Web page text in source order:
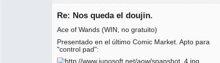
Re: Nos queda el doujin.
Ace of Wands (WIN, no gratuito)
Presentado en el último Comic Market. Apto para
"control pad":